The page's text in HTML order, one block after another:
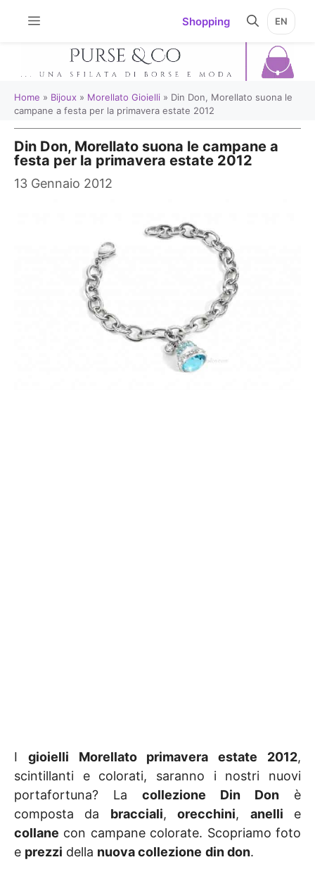
Shopping EN
Home » Bijoux » Morellato Gioielli » Din Don, Morellato suona le
campane a festa per la primavera estate 2012
Din Don, Morellato suona le campane a
festa per la primavera estate 2012
13 Gennaio 2012
I gioielli Morellato primavera estate 2012,
scintillanti e colorati, saranno i nostri nuovi
portafortuna? La collezione Din Don è
composta da bracciali,orecchini, anelli e
collane con campane colorate. Scopriamo foto
e prezzi della nuova collezione din don.